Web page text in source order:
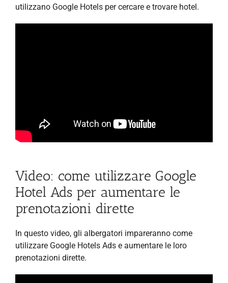
utilizzano Google Hotels per cercare e trovare hotel.
Video: come utilizzare Google
Hotel Ads per aumentare le
prenotazioni dirette
In questo video, gli albergatori impareranno come
utilizzare Google Hotels Ads e aumentare le loro
prenotazioni dirette.